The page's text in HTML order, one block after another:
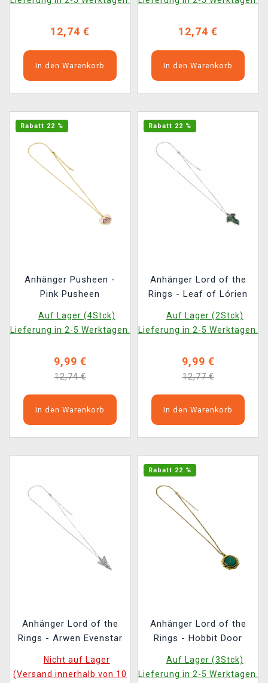
12,74 €
In den Warenkorb
12,74 €
In den Warenkorb
Rabatt 22 %
Anhänger Pusheen -
Pink Pusheen
Auf Lager (4Stck)
Lieferung in 2-5 Werktagen.
9,99 €
12,74 €
In den Warenkorb
Rabatt 22 %
Anhänger Lord of the
Rings - Leaf of Lórien
Auf Lager (2Stck)
Lieferung in 2-5 Werktagen.
9,99 €
12,77 €
In den Warenkorb
Anhänger Lord of the
Rings - Arwen Evenstar
Nicht auf Lager
(Versand innerhalb von 10
Rabatt 22 %
Anhänger Lord of the
Rings - Hobbit Door
Auf Lager (3Stck)
Lieferung in 2-5 Werktagen.